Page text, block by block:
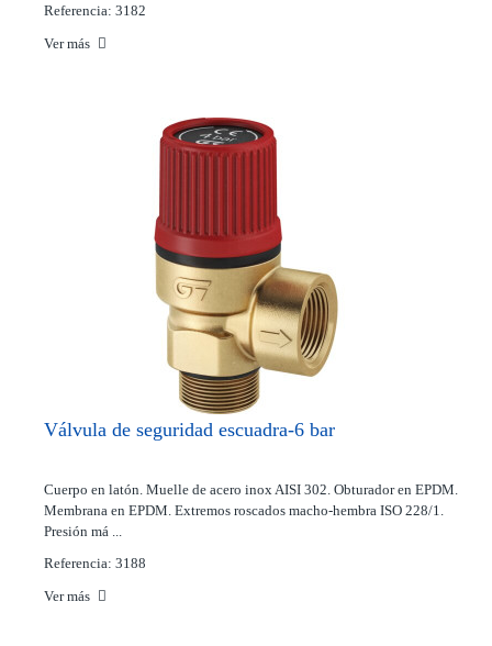
Referencia: 3182
Ver más
Válvula de seguridad escuadra-6 bar
Cuerpo en latón. Muelle de acero inox AISI 302. Obturador en EPDM.
Membrana en EPDM. Extremos roscados macho-hembra ISO 228/1.
Presión má ...
Referencia: 3188
Ver más